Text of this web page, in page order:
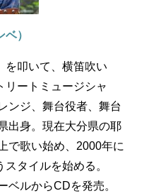
）
を叩いて、横笛吹い
リートミュージシャ
ンジ、舞台役者、舞台
出身。現在大分県の耶
で歌い始め、2000年に
タイルを始める。
ベルからCDを発売。